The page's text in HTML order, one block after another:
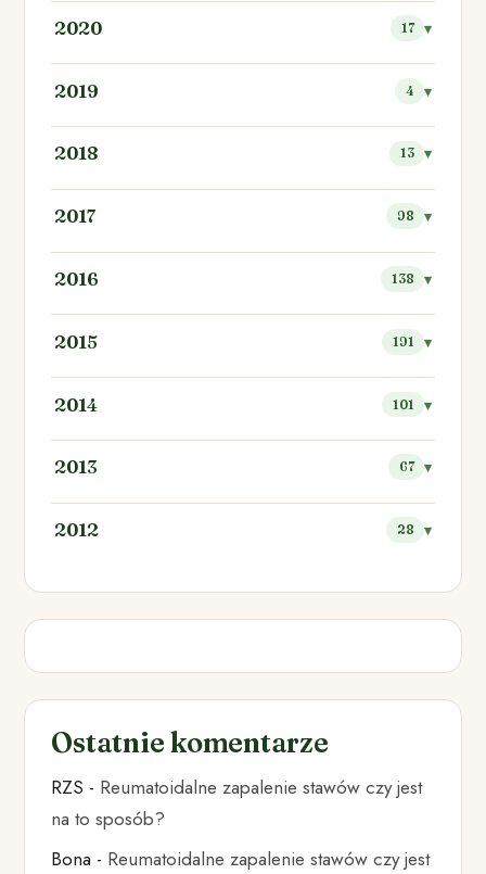
2020 17
2019 4
2018 13
2017 98
2016 138
2015 191
2014 101
2013 67
2012 28
Ostatnie komentarze
RZS - Reumatoidalne zapalenie stawów czy jest
na to sposób?
Bona - Reumatoidalne zapalenie stawów czy jest